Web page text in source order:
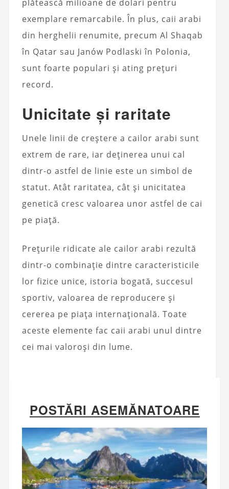
plătească milioane de dolari pentru
exemplare remarcabile. În plus, caii arabi
din herghelii renumite, precum Al Shaqab
în Qatar sau Janów Podlaski în Polonia,
sunt foarte populari și ating prețuri
record.
Unicitate și raritate
Unele linii de creștere a cailor arabi sunt
extrem de rare, iar deținerea unui cal
dintr-o astfel de linie este un simbol de
statut. Atât raritatea, cât și unicitatea
genetică cresc valoarea unor astfel de cai
pe piață.
Prețurile ridicate ale cailor arabi rezultă
dintr-o combinație dintre caracteristicile
lor fizice unice, istoria bogată, succesul
sportiv, valoarea de reproducere și
cererea pe piața internațională. Toate
aceste elemente fac caii arabi unul dintre
cei mai valoroși din lume.
POSTĂRI ASEMĂNATOARE